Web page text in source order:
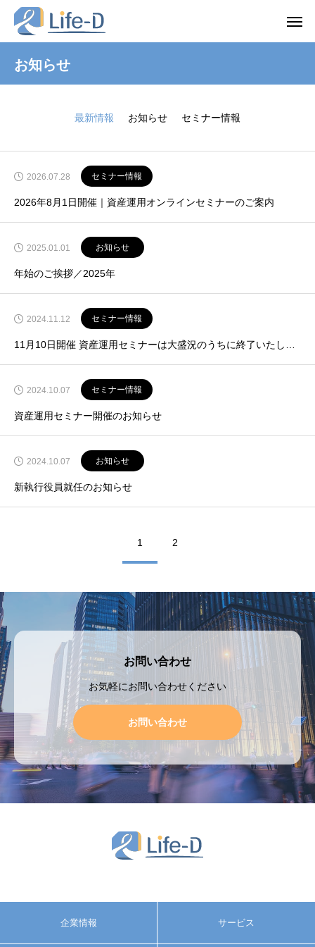
お知らせ
最新情報 お知らせ セミナー情報
2026.07.28 セミナー情報
2026年8月1日開催｜資産運用オンラインセミナーのご案内
2025.01.01 お知らせ
年始のご挨拶／2025年
2024.11.12 セミナー情報
2024.10.07 セミナー情報
資産運用セミナー開催のお知らせ
2024.10.07 お知らせ
新執行役員就任のお知らせ
1 2
お問い合わせ
お気軽にお問い合わせください
お問い合わせ
企業情報 サービス